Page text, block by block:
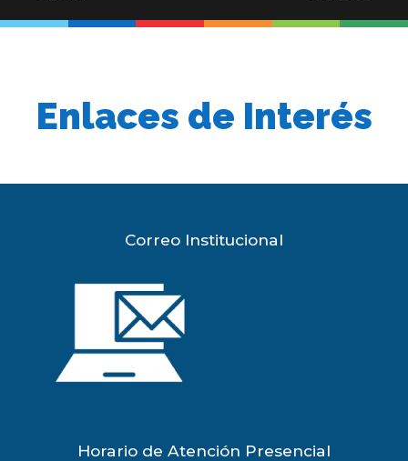
Enlaces de Interés
Correo Institucional
Horario de Atención Presencial